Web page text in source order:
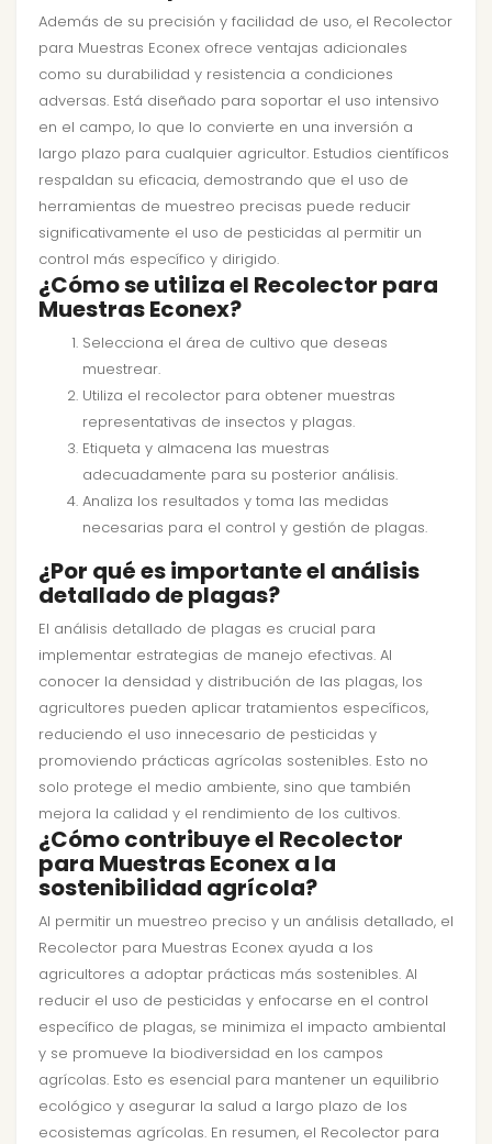
Además de su precisión y facilidad de uso, el Recolector
para Muestras Econex ofrece ventajas adicionales
como su durabilidad y resistencia a condiciones
adversas. Está diseñado para soportar el uso intensivo
en el campo, lo que lo convierte en una inversión a
largo plazo para cualquier agricultor. Estudios científicos
respaldan su eficacia, demostrando que el uso de
herramientas de muestreo precisas puede reducir
significativamente el uso de pesticidas al permitir un
control más específico y dirigido.
¿Cómo se utiliza el Recolector para
Muestras Econex?
Selecciona el área de cultivo que deseas
muestrear.
Utiliza el recolector para obtener muestras
representativas de insectos y plagas.
Etiqueta y almacena las muestras
adecuadamente para su posterior análisis.
Analiza los resultados y toma las medidas
necesarias para el control y gestión de plagas.
¿Por qué es importante el análisis
detallado de plagas?
El análisis detallado de plagas es crucial para
implementar estrategias de manejo efectivas. Al
conocer la densidad y distribución de las plagas, los
agricultores pueden aplicar tratamientos específicos,
reduciendo el uso innecesario de pesticidas y
promoviendo prácticas agrícolas sostenibles. Esto no
solo protege el medio ambiente, sino que también
mejora la calidad y el rendimiento de los cultivos.
¿Cómo contribuye el Recolector
para Muestras Econex a la
sostenibilidad agrícola?
Al permitir un muestreo preciso y un análisis detallado, el
Recolector para Muestras Econex ayuda a los
agricultores a adoptar prácticas más sostenibles. Al
reducir el uso de pesticidas y enfocarse en el control
específico de plagas, se minimiza el impacto ambiental
y se promueve la biodiversidad en los campos
agrícolas. Esto es esencial para mantener un equilibrio
ecológico y asegurar la salud a largo plazo de los
ecosistemas agrícolas. En resumen, el Recolector para